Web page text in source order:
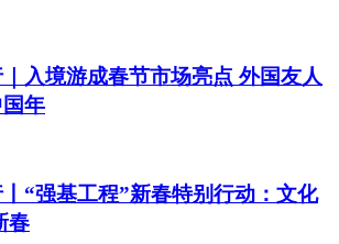
入境游成春节市场亮点 外国友人
年
“强基工程”新春特别行动：文化
春